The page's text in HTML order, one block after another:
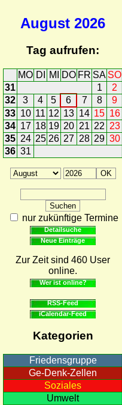
August 2026
Tag aufrufen:
MO DI MI DO FR SA SO
31
1
2
32
3 4 5 6 7 8
9
33 10 11 12 13 14 15 16
34 17 18 19 20 21 22 23
35 24 25 26 27 28 29 30
36 31
nur zukünftige Termine
Detailsuche
Neue Einträge
Zur Zeit sind 460 User
online.
Wer ist online?
RSS-Feed
iCalendar-Feed
Kategorien
Friedensgruppe
Ge-Denk-Zellen
Soziales
Umwelt